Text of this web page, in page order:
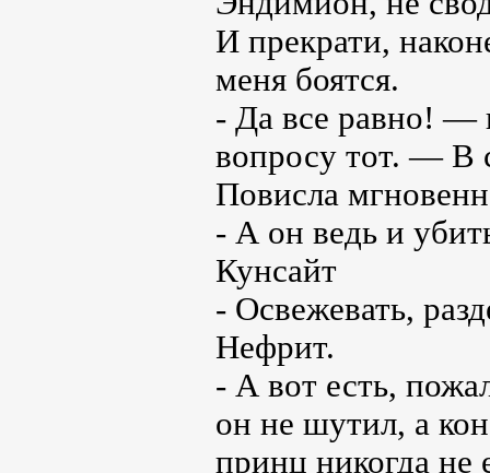
И прекрати,
меня боятся.
- Да все равно! —
вопросу тот. — В
Повисла
- А он ведь и
Кунсайт
- Освежевать,
Нефрит.
- А вот есть,
он не шутил, а
принц никогда не